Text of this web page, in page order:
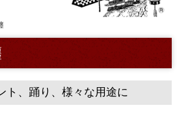
ト、踊り、様々な用途に